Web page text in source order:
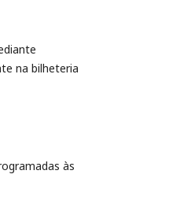
na bilheteria
às